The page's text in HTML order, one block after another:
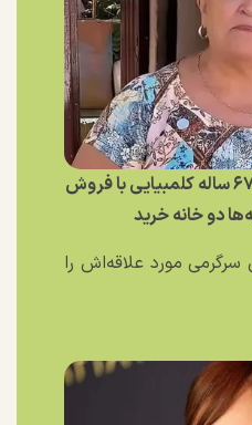
ملکه شایعه کلمبیا؛ زن ۶۷ ساله کلمبیایی با فروش
دو خانه خرید
سرگرمی مورد علاقه‌اش را